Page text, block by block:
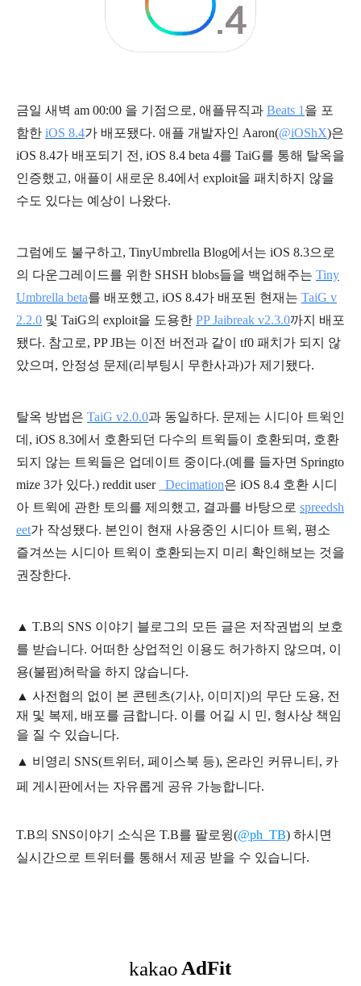
금일 새벽 am 00:00 을 기점으로, 애플뮤직과 Beats 1 을 포
함한 iOS 8.4가 배포됐다. 애플 개발자인 @iOShX)은
iOS 8.4가 배포되기 전, iOS 8.4 beta 4를 TaiG를 통해 탈옥을
인증했고, 애플이 새로운 8.4에서 exploit을 패치하지 않을
수도 있다는 예상이 나왔다.
그럼에도 불구하고, TinyUmbrella Blog에서는 iOS 8.3으로
의 다운그레이드를 위한 SHSH blobs들을 백업해주는 Tiny
Umbrella beta를 배포했고, iOS 8.4가 배포된 현재는 TaiG v
2.2.0 및 TaiG의 exploit을 도용한 PP Jaibreak v2.3.0까지 배포
됐다. 참고로, PP JB는 이전 버전과 같이 tf0 패치가 되지 않
았으며, 안정성 문제(리부팅시 무한사과)가 제기됐다.
탈옥 방법은 TaiG v2.0.0과 동일하다. 문제는 시디아 트윅인
데, iOS 8.3에서 호환되던 다수의 트윅들이 호환되며, 호환
되지 않는 트윅들은 업데이트 중이다.(예를 들자면 Springto
mize 3가 있다.) reddit user
_Decimation은 iOS 8.4 호환 시디
아 트윅에 관한 토의를 제의했고, 결과를 바탕으로 spreedsh
eet가 작성됐다. 본인이 현재 사용중인 시디아 트윅, 평소
즐겨쓰는 시디아 트윅이 호환되는지 미리 확인해보는 것을
권장한다.
▲ T.B의 SNS 이야기 블 로그의 모든 글은 저작권법의 보호
를 받습니다. 어떠한 상업적인 이용도 허가하지 않으며, 이
용(불펌)허락을 하지 않습니다.
▲ 사전협의 없이 본 콘텐츠(기사, 이미지)의 무단 도용, 전
재 및 복제, 배포를 금합니다. 이를 어길 시 민, 형사상 책임
을 질 수 있습니다.
▲ 비영리 SNS(트위터, 페이스북 등), 온라인 커뮤니티, 카
페 게시판에서는 자유롭게 공유 가능합니다.
T.B의 SNS이야기 소식은 T.B를 팔로윙(@ph_TB) 하시면
실시간으로 트위터를 통해서 제공 받을 수 있습니다.